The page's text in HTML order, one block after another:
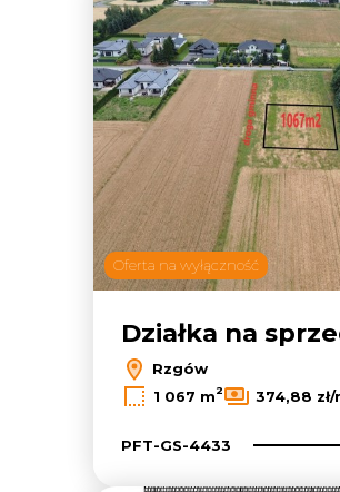
Oferta na wyłączność
Działka na
Rzgów
1 067 m2 374,88 zł/
PFT-GS-4433